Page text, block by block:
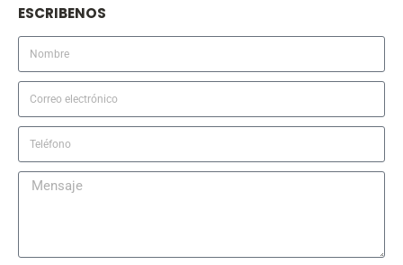
ESCRIBENOS